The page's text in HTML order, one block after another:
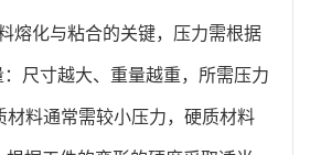
熔化与粘合的关键，压力需根据
尺寸越大、重量越重，所需压力
材料通常需较小压力，硬质材料